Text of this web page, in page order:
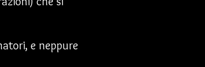
e neppure